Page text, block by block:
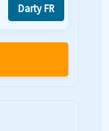
Darty FR